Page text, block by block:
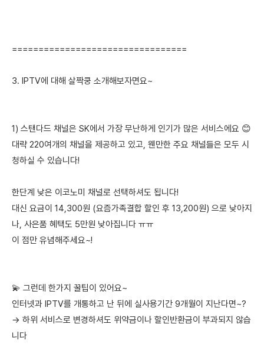
=================================
3. IPTV에 대해 살짝쿵 소개해보자면요~
1) 스탠다드 채널은 SK에서 가장 무난하게 인기가 많은 서비스에요 😊
대략 220여개의 채널을 제공하고 있고, 웬만한 주요 채널들은 모두 시
청하실 수 있습니다!
한단계 낮은 이코노미 채널로 선택하셔도 됩니다!
대신 요금이 14,300원 (요즘가족결합 할인 후 13,200원) 으로 낮아지
나, 사은품 혜택도 5만원 낮아집니다 ㅠㅠ
이 점만 유념해주세요~!
💫 그런데 한가지 꿀팁이 있어요~
인터넷과 IPTV를 개통하고 난 뒤에 실사용기간 9개월이 지난다면~?
→ 하위 서비스로 변경하셔도 위약금이나 할인반환금이 부과되지 않습
니다